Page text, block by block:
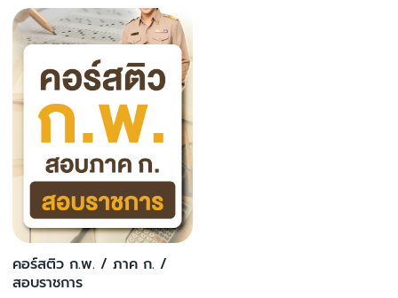
คอร์สติว ก.พ. / ภาค ก. /
สอบราชการ